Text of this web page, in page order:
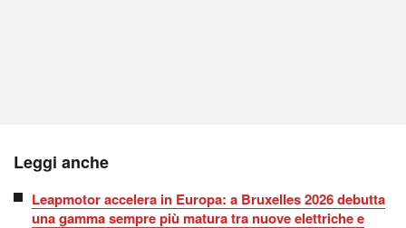
Leggi anche
Leapmotor accelera in Europa: a Bruxelles 2026 debutta
una gamma sempre più matura tra nuove elettriche e